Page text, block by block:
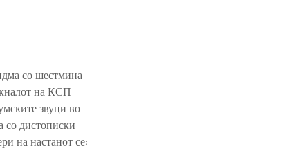
со шестмина
на КСП
звуци во
со дистописки
на настанот се: